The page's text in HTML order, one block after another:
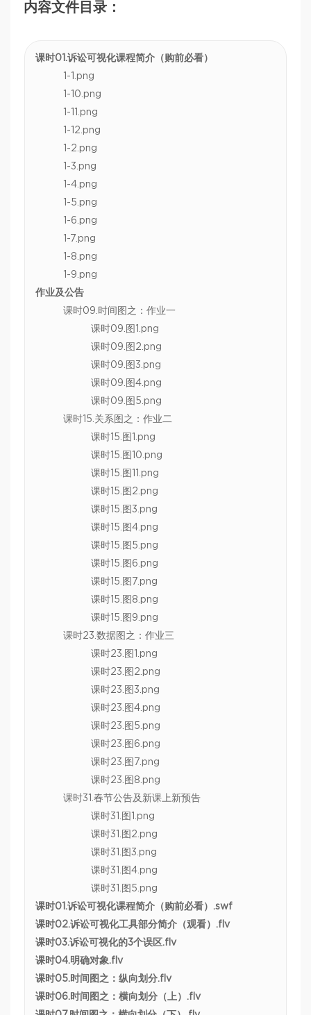
内容文件目录：
课时01.诉讼可视化课程简介（购前必看）
1-1.png
1-10.png
1-11.png
1-12.png
1-2.png
1-3.png
1-4.png
1-5.png
1-6.png
1-7.png
1-8.png
1-9.png
作业及公告
课时09.时间图之：作业一
课时09.图1.png
课时09.图2.png
课时09.图3.png
课时09.图4.png
课时09.图5.png
课时15.关系图之：作业二
课时15.图1.png
课时15.图10.png
课时15.图11.png
课时15.图2.png
课时15.图3.png
课时15.图4.png
课时15.图5.png
课时15.图6.png
课时15.图7.png
课时15.图8.png
课时15.图9.png
课时23.数据图之：作业三
课时23.图1.png
课时23.图2.png
课时23.图3.png
课时23.图4.png
课时23.图5.png
课时23.图6.png
课时23.图7.png
课时23.图8.png
课时31.春节公告及新课上新预告
课时31.图1.png
课时31.图2.png
课时31.图3.png
课时31.图4.png
课时31.图5.png
课时01.诉讼可视化课程简介（购前必看）.swf
课时02.诉讼可视化工具部分简介（观看）.flv
课时03.诉讼可视化的3个误区.flv
课时04.明确对象.flv
课时05.时间图之：纵向划分.flv
课时06.时间图之：横向划分（上）.flv